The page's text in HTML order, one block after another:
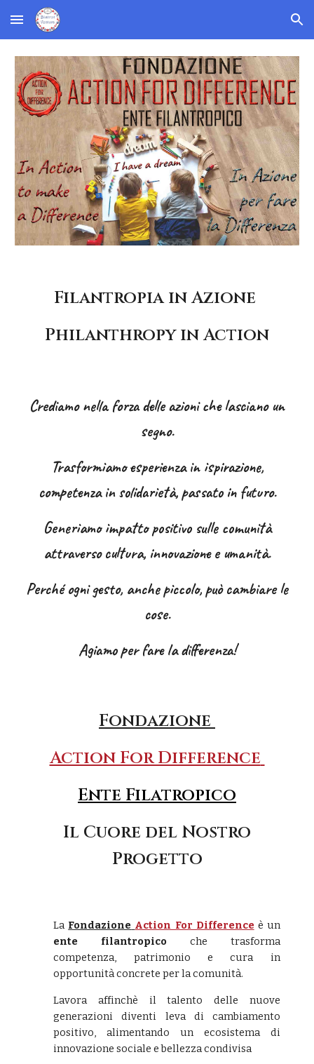
Skip to main content Skip to navigation
Filantropia in Azione
Philanthropy in Action
Crediamo nella forza delle azioni che lasciano un
segno.
Trasformiamo esperienza in ispirazione,
competenza in solidarietà, passato in futuro.
Generiamo impatto positivo sulle comunità
attraverso cultura, innovazione e umanità.
Perché ogni gesto, anche piccolo, può cambiare le
cose.
Agiamo per fare la differenza!
Fondazione
Action For Difference
Ente Filatropico
Il Cuore del Nostro
Progetto
La Fondazione Action For Difference è un
ente filantropico che trasforma
competenza, patrimonio e cura in
opportunità concrete per la comunità.
Lavora affinchè il talento delle nuove
generazioni diventi leva di cambiamento
positivo, alimentando un ecosistema di
innovazione sociale e bellezza condivisa